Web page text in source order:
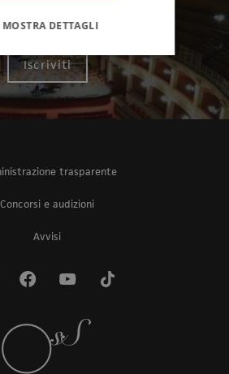
Iscriviti
trasparente
Concorsi e audizioni
Avvisi
MOSTRA DETTAGLI